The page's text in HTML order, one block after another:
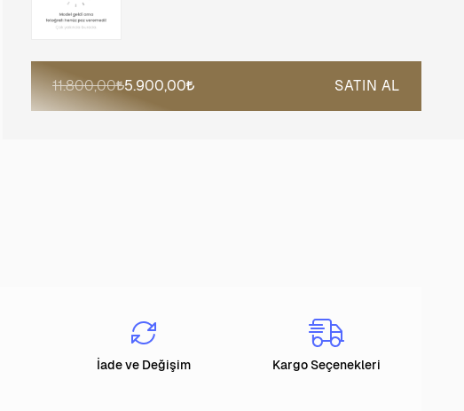
11.800,00 5.900,00 SATIN AL
İade ve Değişim Kargo Seçenekleri